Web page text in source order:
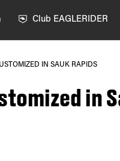
Club EAGLERIDER
IN SAUK RAPIDS
in